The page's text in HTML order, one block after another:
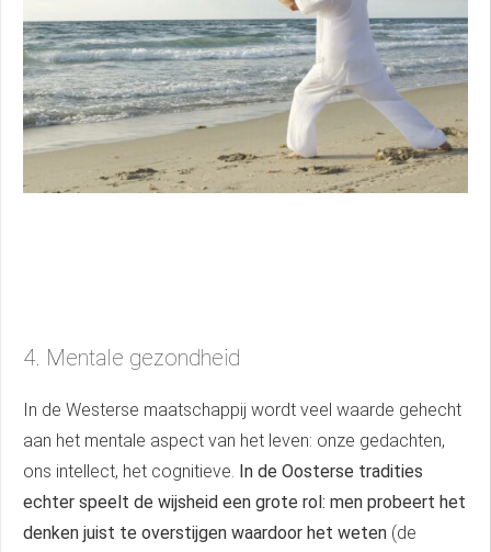
4. Mentale gezondheid
In de Westerse maatschappij wordt veel waarde gehecht
aan het mentale aspect van het leven: onze gedachten,
ons intellect, het cognitieve. In de Oosterse tradities
echter speelt de wijsheid een grote rol: men probeert het
denken juist te overstijgen waardoor het weten (de